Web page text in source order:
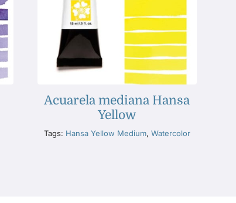
Acuarela mediana Hansa
Yellow
Tags: Hansa Yellow Medium, Watercolor